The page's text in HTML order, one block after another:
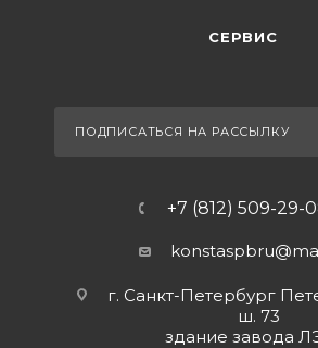
СЕРВИС
ПОДПИСАТЬСЯ НА РАССЫЛКУ
+7 (812) 509-29-
konstaspbru
г. Санкт-Петербург
ш. 73
здание завода